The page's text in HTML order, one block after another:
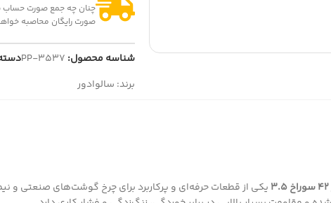
صورت رایگان محاصبه
شناسه محصول: PP-3537
برند: سالوادور
یکی از قطعات حرفه‌ای و پرکاربرد برای چرخ گوشت‌های صنعتی و